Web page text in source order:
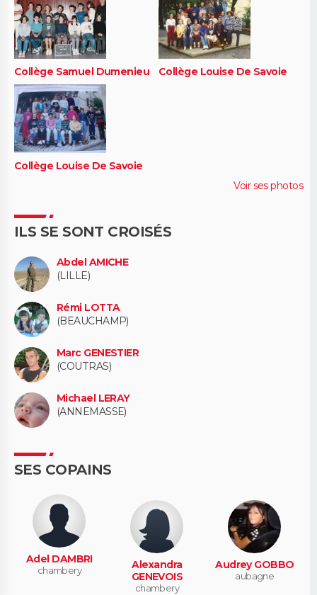
Collège Samuel Dumenieu Collège Louise De Savoie
Collège Louise De Savoie
Voir ses photos
ILS SE SONT CROISÉS
Abdel AMICHE
(LILLE)
Rémi LOTTA
(BEAUCHAMP)
Marc GENESTIER
(COUTRAS)
Michael LERAY
(ANNEMASSE)
SES COPAINS
Adel DAMBRI
chambery
Alexandra
GENEVOIS
chambery
Audrey GOBBO
aubagne